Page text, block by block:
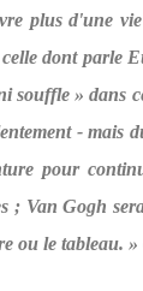
plus d'une
celle dont parle
souffle » dans
- mais
pour
; Van Gogh
ou le tableau. »